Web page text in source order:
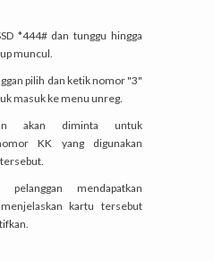
*444# dan tunggu hingga
muncul.
pilih dan ketik nomor "3"
masuk ke menu unreg.
akan diminta untuk
KK yang digunakan
pelanggan mendapatkan
kartu tersebut